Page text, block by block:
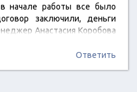
начале работы все было
заключили, деньги
Анастасия Коробова
срочно техническая
Ответить